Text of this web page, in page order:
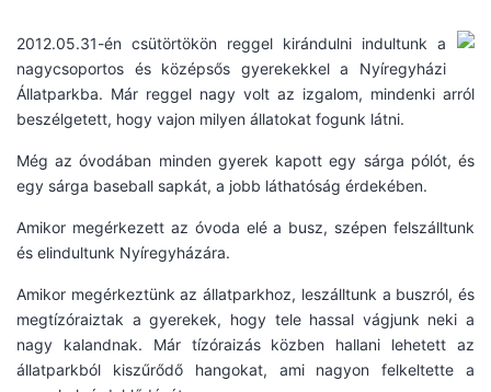
2012.05.31-én csütörtökön reggel kirándulni indultunk a
nagycsoportos és középsős gyerekekkel a Nyíregyházi
Állatparkba. Már reggel nagy volt az izgalom, mindenki arról
beszélgetett, hogy vajon milyen állatokat fogunk látni.
Még az óvodában minden gyerek kapott egy sárga pólót, és
egy sárga baseball sapkát, a jobb láthatóság érdekében.
Amikor megérkezett az óvoda elé a busz, szépen felszálltunk
és elindultunk Nyíregyházára.
Amikor megérkeztünk az állatparkhoz, leszálltunk a buszról, és
megtízóraiztak a gyerekek, hogy tele hassal vágjunk neki a
nagy kalandnak. Már tízóraizás közben hallani lehetett az
állatparkból kiszűrődő hangokat, ami nagyon felkeltette a